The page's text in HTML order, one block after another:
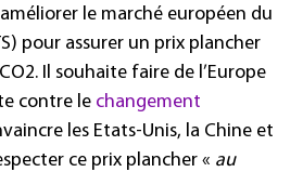
le marché européen du
pour assurer un prix plancher
Il souhaite faire de l’Europe
contre le changement
les Etats-Unis, la Chine et
ce prix plancher « au